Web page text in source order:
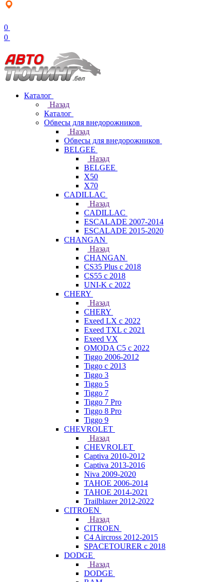
0
0
Каталог
Назад
Каталог
Обвесы для внедорожников
Назад
Обвесы для внедорожников
BELGEE
Назад
BELGEE
X50
X70
CADILLAC
Назад
CADILLAC
ESCALADE 2007-2014
ESCALADE 2015-2020
CHANGAN
Назад
CHANGAN
CS35 Plus с 2018
CS55 с 2018
UNI-K с 2022
CHERY
Назад
CHERY
Exeed LX с 2022
Exeed TXL с 2021
Exeed VX
OMODA C5 с 2022
Tiggo 2006-2012
Tiggo с 2013
Tiggo 3
Tiggo 5
Tiggo 7
Tiggo 7 Pro
Tiggo 8 Pro
Tiggo 9
CHEVROLET
Назад
CHEVROLET
Captiva 2010-2012
Captiva 2013-2016
Niva 2009-2020
TAHOE 2006-2014
TAHOE 2014-2021
Trailblazer 2012-2022
CITROEN
Назад
CITROEN
C4 Aircross 2012-2015
SPACETOURER с 2018
DODGE
Назад
DODGE